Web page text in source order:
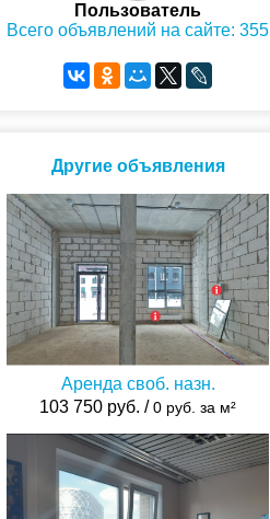
Пользователь
Всего объявлений на сайте: 355
Другие объявления
Аренда своб. назн.
103 750 руб. /0 руб. за м²